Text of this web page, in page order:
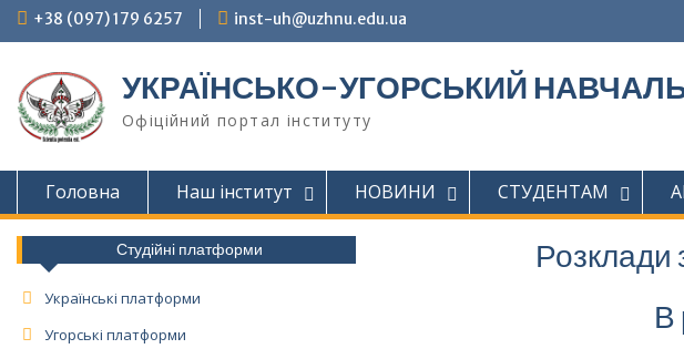
Skip +38 (097) 179 6257 inst-uh@uzhnu.edu.ua
УКРАЇНСЬКО-УГОРСЬКИЙ
Офіційний портал інституту
Головна Наш інститут НОВИНИ СТУДЕНТАМ
Розклади
В
Студійні платформи
Українські платформи
Угорські платформи